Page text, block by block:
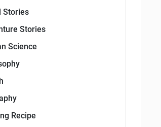
Stories
Stories
Science
Recipe